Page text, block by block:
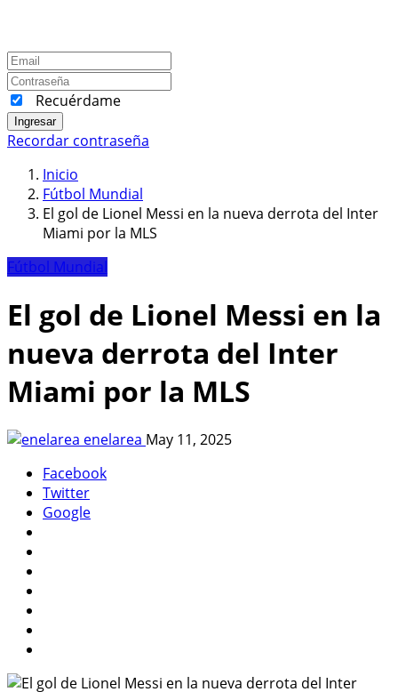
Recuérdame
Ingresar
Recordar contraseña
Inicio
Fútbol Mundial
El gol de Lionel Messi en la nueva derrota del Inter
Miami por la MLS
Fútbol Mundial
El gol de Lionel Messi en la
nueva derrota del Inter
Miami por la MLS
enelarea May 11, 2025
Facebook
Twitter
Google